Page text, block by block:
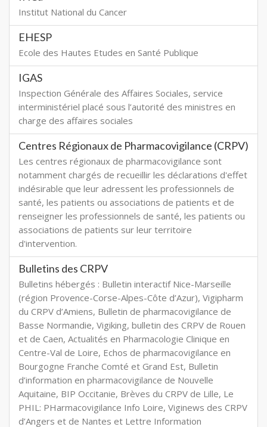
Institut National du Cancer
EHESP
Ecole des Hautes Etudes en Santé Publique
IGAS
Inspection Générale des Affaires Sociales, service
interministériel placé sous l’autorité des ministres en
charge des affaires sociales
Centres Régionaux de Pharmacovigilance (CRPV)
Les centres régionaux de pharmacovigilance sont
notamment chargés de recueillir les déclarations d'effet
indésirable que leur adressent les professionnels de
santé, les patients ou associations de patients et de
renseigner les professionnels de santé, les patients ou
associations de patients sur leur territoire
d'intervention.
Bulletins des CRPV
Bulletins hébergés : Bulletin interactif Nice-Marseille
(région Provence-Corse-Alpes-Côte d’Azur), Vigipharm
du CRPV d’Amiens, Bulletin de pharmacovigilance de
Basse Normandie, Vigiking, bulletin des CRPV de Rouen
et de Caen, Actualités en Pharmacologie Clinique en
Centre-Val de Loire, Echos de pharmacovigilance en
Bourgogne Franche Comté et Grand Est, Bulletin
d’information en pharmacovigilance de Nouvelle
Aquitaine, BIP Occitanie, Brèves du CRPV de Lille, Le
PHIL: PHarmacovigilance Info Loire, Viginews des CRPV
d’Angers et de Nantes et Lettre Information